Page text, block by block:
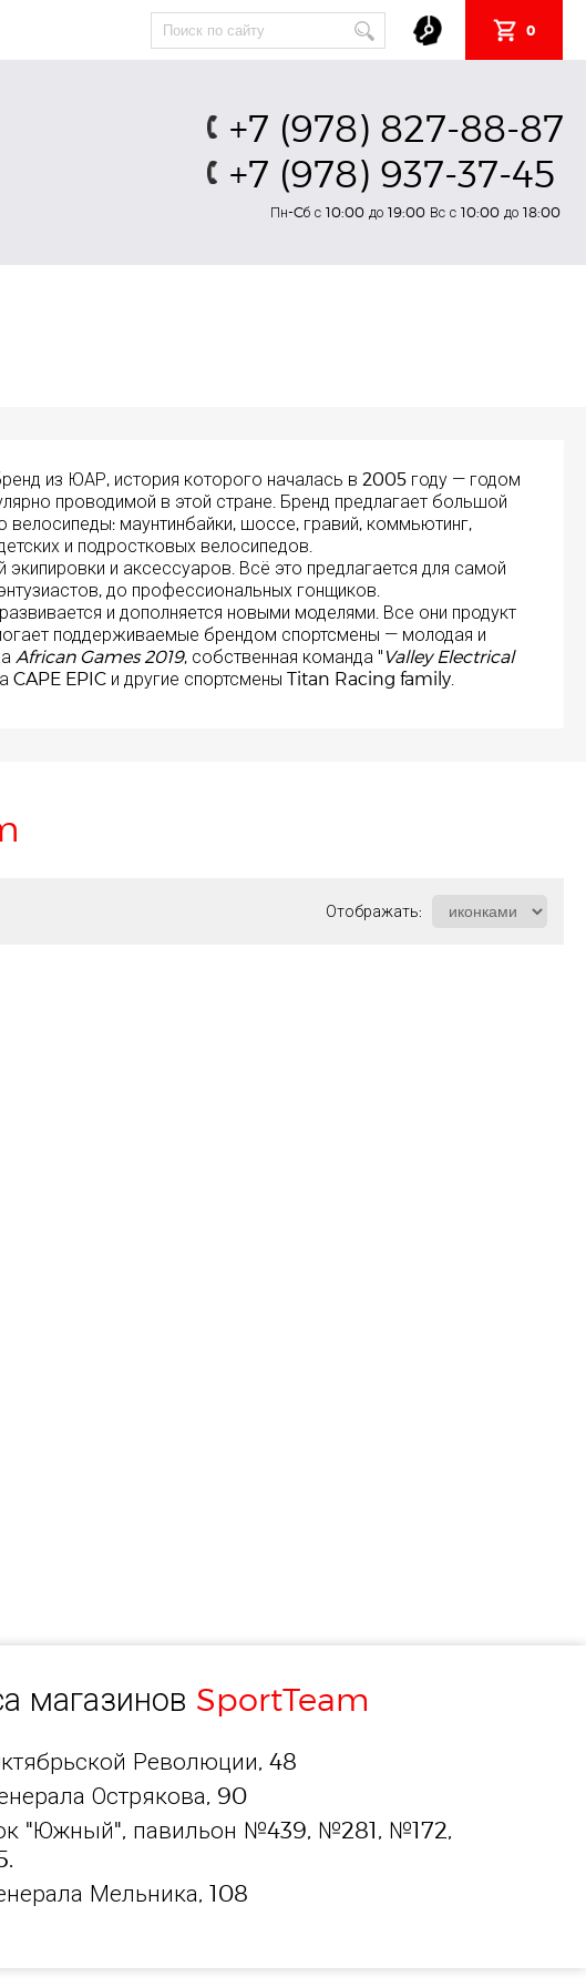
0
+7 (978) 827-88-87
+7 (978) 937-37-45
Пн-Cб с 10:00 до 19:00 Вс с 10:00 до 18:00
из ЮАР, история которого началась в 2005 году — годом
проводимой в этой стране. Бренд предлагает большой
маунтинбайки, шоссе, гравий, коммьютинг,
и подростковых велосипедов.
и аксессуаров. Всё это предлагается для самой
до профессиональных гонщиков.
и дополняется новыми моделями. Все они продукт
поддерживаемые брендом спортсмены — молодая и
African Games 2019, собственная команда " Valley Electrical
CAPE EPIC и другие спортсмены Titan Racing family.
Отображать:
магазинов SportTeam
Революции, 48
Острякова, 90
"Южный", павильон №439, №281, №172,
Мельника, 108